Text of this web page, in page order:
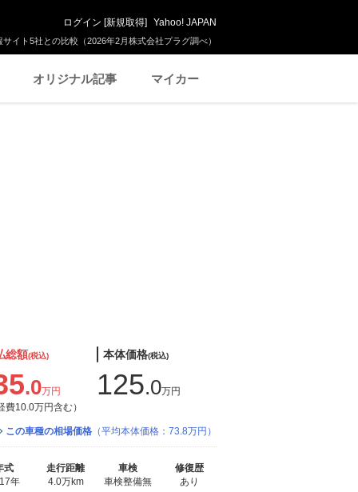
イト5社との比較（2026年2月株式会社プラグ調べ）
ログイン [新規取得] Yahoo! JAPAN
オリジナル記事 マイカー
総額(税込)
.0万円
費10.0万円含む）
本体価格(税込)
125.0万円
この車種の相場価格 （平均本体価格：73.8万円）
式
年
走行距離
4.0万km
車検
車検整備無
修復歴
あり